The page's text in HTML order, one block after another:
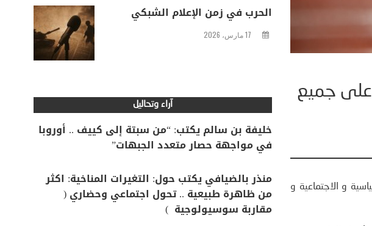
على جميع
و الاجتماعية و
الحرب في زمن الإعلام الشبكي
17 مارس، 2026
آراء وتحاليل
خليفة بن سالم يكتب: “من سبتة إلى كييف .. أوروبا
في مواجهة حصار متعدد الجبهات”
منذر بالضيافي يكتب حول: التغيرات المناخية: اكثر
من ظاهرة طبيعية .. تحول اجتماعي وحضاري (
مقاربة سوسيولوجية )